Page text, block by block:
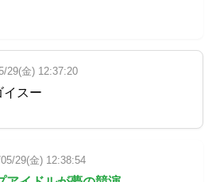
29(金) 12:37:20
イスー
29(金) 12:38:54